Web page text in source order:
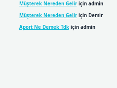
Müşterek Nereden Geliriçin admin
Müşterek Nereden Geliriçin Demir
Aport Ne Demek Tdkiçin admin